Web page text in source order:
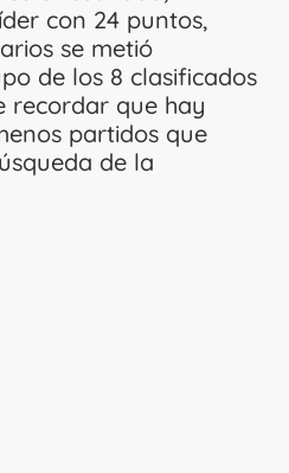
con 24 puntos,
se metió
de los 8 clasificados
recordar que hay
partidos que
de la